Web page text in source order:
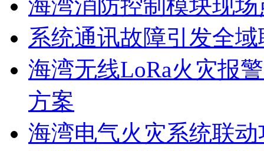
海湾消防控制模块现
系统通讯故障引发全
海湾无线LoRa火灾报
方案
海湾电气火灾系统联